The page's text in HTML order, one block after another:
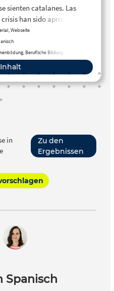
sienten catalanes. Las
han sido aprovechadas
social de una forma
en un conflicto entre
España.
Webseite
Berufliche Bildung
in
Zu den
Ergebnissen
Spanisch